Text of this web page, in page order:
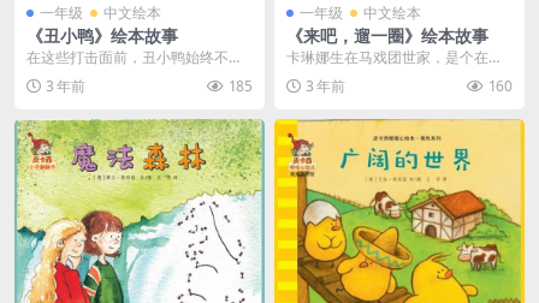
一年级 中文绘本
《丑小鸭》绘本故事
在这些打击面前，丑小鸭始终不屈
不挠，相信自己，以乐观的态度对
待艰难困苦。他相信即...
3 年前 185
一年级 中文绘本
《来吧，遛一圈》绘本故事
卡琳娜生在马戏团世家，是个在马
戏团长大的女孩，她喜欢杂技也学
会了很多杂技技巧。有...
3 年前 160